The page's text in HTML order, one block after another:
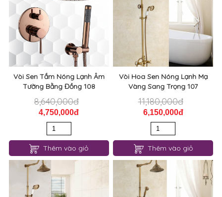
Vòi Sen Tắm Nóng Lạnh Âm
Tường Bằng Đồng 108
8,640,000đ
4,750,000đ
Thêm vào giỏ
Vòi Hoa Sen Nóng Lạnh Mạ
Vàng Sang Trọng 107
11,180,000đ
6,150,000đ
Thêm vào giỏ